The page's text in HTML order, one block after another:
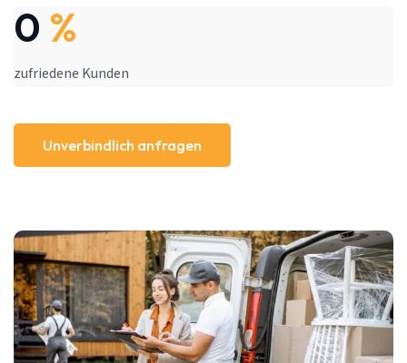
0 %
zufriedene Kunden
Unverbindlich anfragen